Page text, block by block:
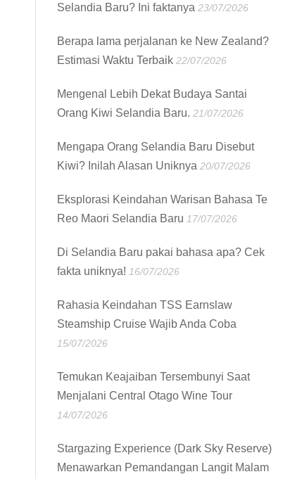
Selandia Baru? Ini faktanya 23/07/2026
Berapa lama perjalanan ke New Zealand?
Estimasi Waktu Terbaik 22/07/2026
Mengenal Lebih Dekat Budaya Santai
Orang Kiwi Selandia Baru. 21/07/2026
Mengapa Orang Selandia Baru Disebut
Kiwi? Inilah Alasan Uniknya 20/07/2026
Eksplorasi Keindahan Warisan Bahasa Te
Reo Maori Selandia Baru 17/07/2026
Di Selandia Baru pakai bahasa apa? Cek
fakta uniknya! 16/07/2026
Rahasia Keindahan TSS Earnslaw
Steamship Cruise Wajib Anda Coba
15/07/2026
Temukan Keajaiban Tersembunyi Saat
Menjalani Central Otago Wine Tour
14/07/2026
Stargazing Experience (Dark Sky Reserve)
Menawarkan Pemandangan Langit Malam